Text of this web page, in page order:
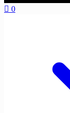
0